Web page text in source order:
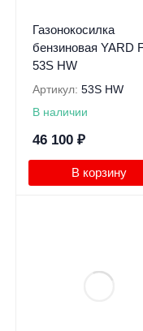
Газонокосилка
бензиновая YARD
53S HW
Артикул: 53S HW
В наличии
46 100 ₽
В корзину